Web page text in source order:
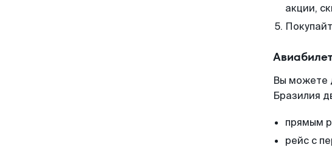
акции,
Вы можете
Бразилия
прямым
рейс с